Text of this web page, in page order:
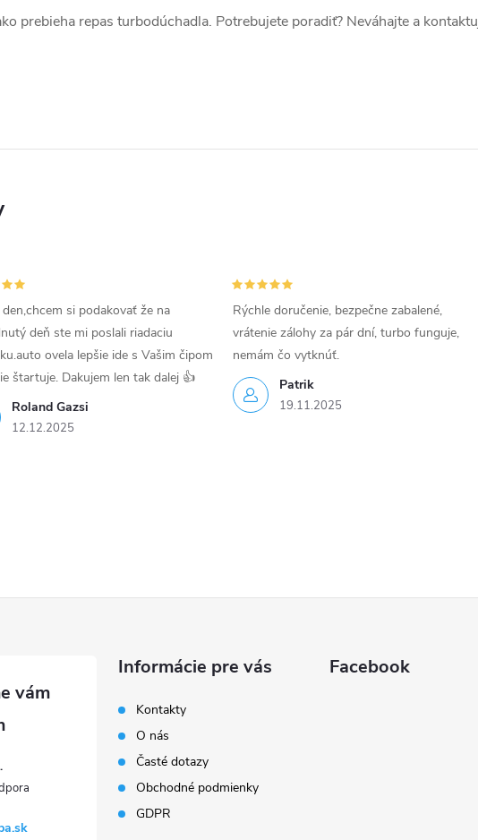
prebieha repas turbodúchadla. Potrebujete poradiť? Neváhajte a
Roland Gazsi
12.12.2025
si podakovať že na
deň ste mi poslali riadaciu
ovela lepšie ide s Vašim čipom
štartuje. Dakujem len tak dalej 👍
Patrik
19.11.2025
Rýchle doručenie, bezpečne zabalené,
vrátenie zálohy za pár dní, turbo funguje,
nemám čo vytknúť.
Informácie pre vás
Kontakty
O nás
Časté dotazy
Obchodné podmienky
GDPR
Facebook